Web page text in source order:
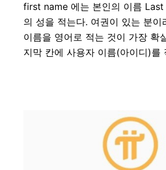
first name 에는 본인의 이름 Last
의 성을 적는다. 여권이 있는 분이
이름을 영어로 적는 것이 가장 확
지막 칸에 사용자 이름(아이디)를